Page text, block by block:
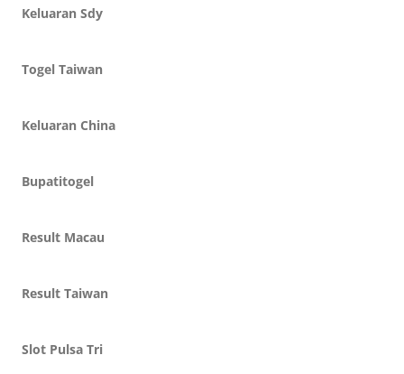
Keluaran Sdy
Togel Taiwan
Keluaran China
Bupatitogel
Result Macau
Result Taiwan
Slot Pulsa Tri